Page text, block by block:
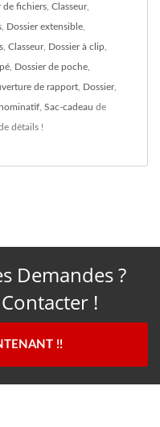
de fichiers Classeur,
Dossier extensible
Classeur, Dossier à clip
Dossier de poche
de rapport Dossier,
Sac-cadeau de
détails !
Demandes ?
!
!!